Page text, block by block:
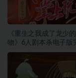
《重生之我成了龙少
物》6人剧本杀电子版